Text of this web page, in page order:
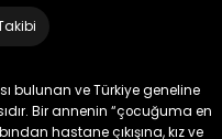
Çocuk ve Bebek Tayt
bulunan ve Türkiye geneline
Bir annenin “çocuğuma en
hastane çıkışına, kız ve